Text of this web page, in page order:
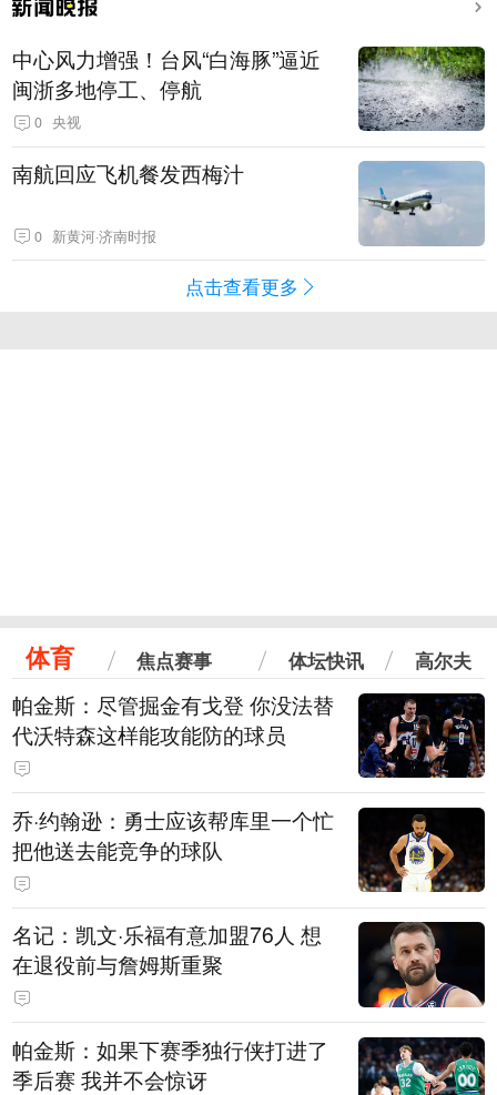
中心风力增强！台风“白海豚”逼近
闽浙多地停工、停航
0 央视
南航回应飞机餐发西梅汁
0 新黄河·济南时报
点击查看更多
体育 焦点赛事 体坛快讯 高尔夫
帕金斯：尽管掘金有戈登 你没法替
代沃特森这样能攻能防的球员
乔·约翰逊：勇士应该帮库里一个忙
把他送去能竞争的球队
名记：凯文·乐福有意加盟76人 想
在退役前与詹姆斯重聚
帕金斯：如果下赛季独行侠打进了
季后赛 我并不会惊讶